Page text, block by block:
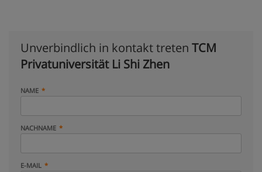
Unverbindlich in kontakt treten TCM
Privatuniversität Li Shi Zhen
NAME
NACHNAME
E-MAIL